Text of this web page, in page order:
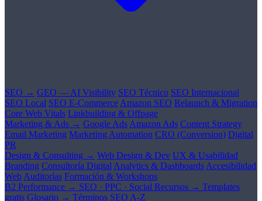
SEO → GEO — AI Visibility SEO Técnico SEO Internacional
SEO Local SEO E-Commerce Amazon SEO Relaunch & Migration
Core Web Vitals Linkbuilding & Offpage
Marketing & Ads → Google Ads Amazon Ads Content Strategy
Email Marketing Marketing Automation CRO (Conversion) Digital
PR
Design & Consulting → Web Design & Dev UX & Usabilidad
Branding Consultoría Digital Analytics & Dashboards Accesibilidad
Web Auditorías Formación & Workshops
B2 Performance → SEO · PPC · Social Recursos → Templates
gratis Glosario → Términos SEO A-Z